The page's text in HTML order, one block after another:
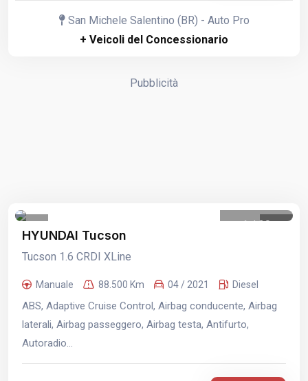
San Michele Salentino (BR) - Auto Pro
+ Veicoli del Concessionario
Pubblicità
1 /30
HYUNDAI Tucson
Tucson 1.6 CRDI XLine
Manuale 88.500 Km 04 / 2021 Diesel
ABS, Adaptive Cruise Control, Airbag conducente, Airbag
laterali, Airbag passeggero, Airbag testa, Antifurto,
Autoradio...